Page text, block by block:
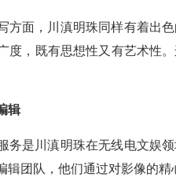
方面，川滇明珠同样有着出
度，既有思想性又有艺术性
辑
务是川滇明珠在无线电文娱
辑团队，他们通过对影像的